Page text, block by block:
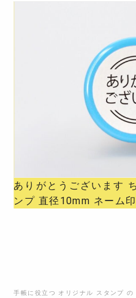
ありがとうございます
ンプ 直径10mm ネーム
手帳に役立つ オリジナル スタンプ の